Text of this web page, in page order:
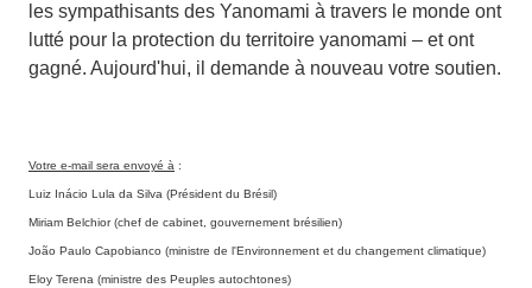
les sympathisants des Yanomami à travers le monde ont
lutté pour la protection du territoire yanomami – et ont
gagné. Aujourd'hui, il demande à nouveau votre soutien.
Votre e-mail sera envoyé à :
Luiz Inácio Lula da Silva (Président du Brésil)
Miriam Belchior (chef de cabinet, gouvernement brésilien)
João Paulo Capobianco (ministre de l'Environnement et du changement climatique)
Eloy Terena (ministre des Peuples autochtones)